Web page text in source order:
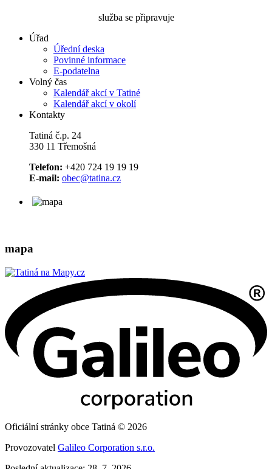
služba se připravuje
Úřad
Úřední deska
Povinné informace
E-podatelna
Volný čas
Kalendář akcí v Tatiné
Kalendář akcí v okolí
Kontakty
Tatiná č.p. 24
330 11 Třemošná
Telefon: +420 724 19 19 19
E-mail: obec@tatina.cz
mapa
Oficiální stránky obce Tatiná © 2026
Provozovatel Galileo Corporation s.r.o.